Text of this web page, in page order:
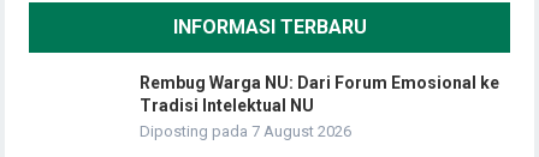
INFORMASI TERBARU
Rembug Warga NU: Dari Forum Emosional ke
Tradisi Intelektual NU
Diposting pada 7 August 2026